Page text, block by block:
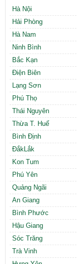
Hà Nội
Hải Phòng
Hà Nam
Ninh Bình
Bắc Kạn
Điện Biên
Lạng Sơn
Phú Thọ
Thái Nguyên
Thừa T. Huế
Bình Định
ĐắkLắk
Kon Tum
Phú Yên
Quảng Ngãi
An Giang
Bình Phước
Hậu Giang
Sóc Trăng
Trà Vinh